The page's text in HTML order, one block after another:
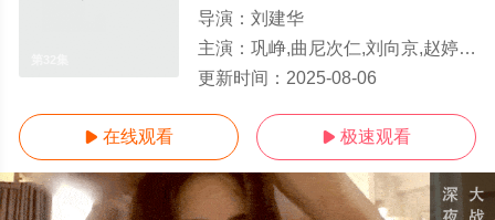
导演： 刘建华
主演： 巩峥,曲尼次仁,刘向京,赵婷婷,何政军,沈丹萍,杨童舒,陆剑民,刘禹霆,李婉媚,何德乾
更新时间： 2025-08-06
 在线观看  极速观看